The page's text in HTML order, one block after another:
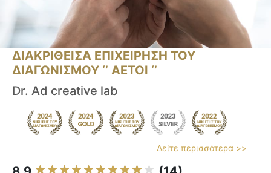
ΔΙΑΚΡΙΘΕΙΣΑ ΕΠΙΧΕΙΡΗΣΗ ΤΟΥ
ΔΙΑΓΩΝΙΣΜΟΥ ‘’ ΑΕΤΟΙ ‘’
Dr. Ad creative lab
Δείτε περισσότερα >>